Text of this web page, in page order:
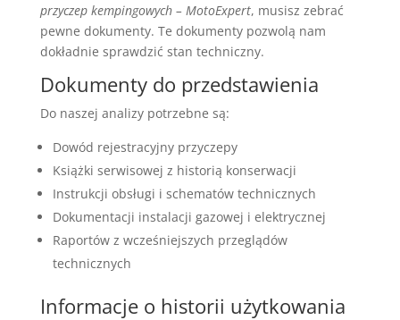
przyczep kempingowych – MotoExpert, musisz zebrać
pewne dokumenty. Te dokumenty pozwolą nam
dokładnie sprawdzić stan techniczny.
Dokumenty do przedstawienia
Do naszej analizy potrzebne są:
Dowód rejestracyjny przyczepy
Książki serwisowej z historią konserwacji
Instrukcji obsługi i schematów technicznych
Dokumentacji instalacji gazowej i elektrycznej
Raportów z wcześniejszych przeglądów
technicznych
Informacje o historii użytkowania